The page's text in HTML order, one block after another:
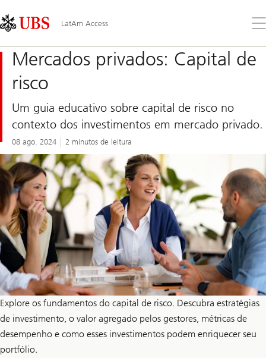
Links
Area
LatAm Access
o
Mercados privados: Capital de
risco
Um guia educativo sobre capital de risco no
contexto dos investimentos em mercado privado.
08 ago. 2024 2 minutos de leitura
Explore os fundamentos do capital de risco. Descubra estratégias
de investimento, o valor agregado pelos gestores, métricas de
desempenho e como esses investimentos podem enriquecer seu
portfólio.